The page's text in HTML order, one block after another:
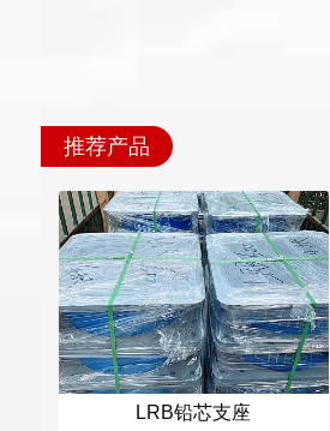
推荐产品
LRB铅芯支座